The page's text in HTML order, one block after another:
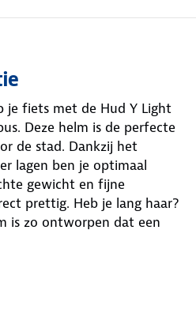
je fiets met de Hud Y Light
Deze helm is de perfecte
de stad. Dankzij het
lagen ben je optimaal
gewicht en fijne
prettig. Heb je lang haar?
is zo ontworpen dat een
De magnetische